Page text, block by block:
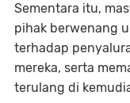
Sementara itu,
pihak berwenang
terhadap
mereka, serta
terulang di